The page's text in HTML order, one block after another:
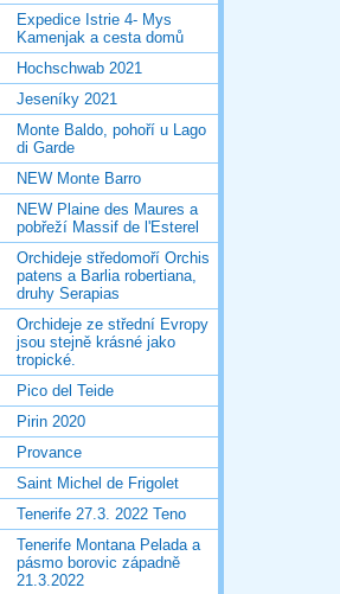
Expedice Istrie 4- Mys
Kamenjak a cesta domů
Hochschwab 2021
Jeseníky 2021
Monte Baldo, pohoří u Lago
di Garde
NEW Monte Barro
NEW Plaine des Maures a
pobřeží Massif de l'Esterel
Orchideje středomoří Orchis
patens a Barlia robertiana,
druhy Serapias
Orchideje ze střední Evropy
jsou stejně krásné jako
tropické.
Pico del Teide
Pirin 2020
Provance
Saint Michel de Frigolet
Tenerife 27.3. 2022 Teno
Tenerife Montana Pelada a
pásmo borovic západně
21.3.2022